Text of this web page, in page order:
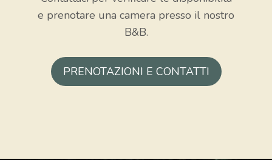
e prenotare una camera presso il nostro
B&B.
PRENOTAZIONI E CONTATTI